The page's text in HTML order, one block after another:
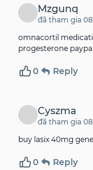
Mzgunq
đã tham gia
omnacortil
progesterone paypal
0 Reply
Cyszma
đã tham gia
buy lasix 40mg
0 Reply